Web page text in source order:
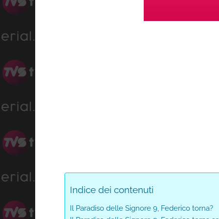
0%
0%
Indice dei contenuti
Il Paradiso delle Signore 9, Federico torna?